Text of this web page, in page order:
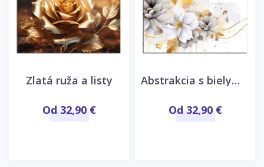
Zlatá ruža a listy
Od 32,90 €
Abstrakcia s bielymi kvetmi
Od 32,90 €